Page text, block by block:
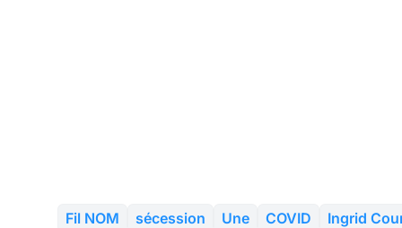
Fil NOM sécession Une COVID Ingrid